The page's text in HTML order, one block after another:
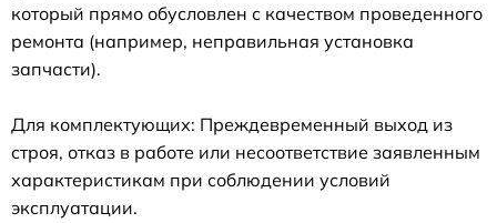
который прямо обусловлен с качеством проведенного
ремонта (например, неправильная установка
запчасти).
Для комплектующих: Преждевременный выход из
строя, отказ в работе или несоответствие заявленным
характеристикам при соблюдении условий
эксплуатации.